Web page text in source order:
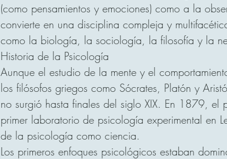
(como pensamientos y emociones) como a la
convierte en una disciplina compleja y
como la biología, la sociología, la filosofía y la
Historia de la Psicología
Aunque el estudio de la mente y el
los filósofos griegos como Sócrates, Platón y
no surgió hasta finales del siglo XIX. En 1879,
primer laboratorio de psicología experimental en
de la psicología como ciencia.
Los primeros enfoques psicológicos estaban